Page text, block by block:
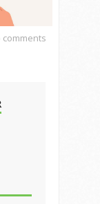
comments